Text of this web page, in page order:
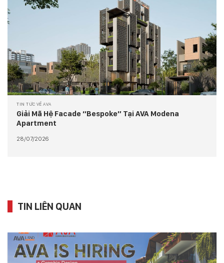
TIN TỨC VỀ AVA
Giải Mã Hệ Facade “Bespoke” Tại AVA Modena
Apartment
28/07/2026
TIN LIÊN QUAN